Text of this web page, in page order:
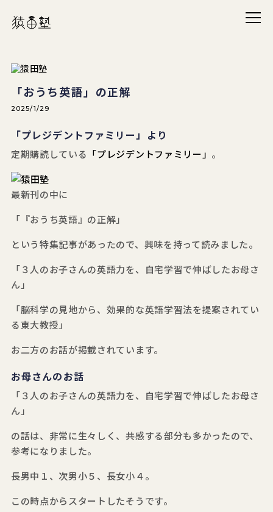
メニ
猿田塾
「おうち英語」の正解
2025/1/29
「プレジデントファミリー」より
定期購読している 「プレジデントファミリー」 。
最新刊の中に
「『おうち英語』の正解」
という特集記事があったので、興味を持って読みました。
「３人のお子さんの英語力を、自宅学習で伸ばしたお母さ
ん」
「脳科学の見地から、効果的な英語学習法を提案されてい
る東大教授」
お二方のお話が掲載されています。
お母さんのお話
「３人のお子さんの英語力を、自宅学習で伸ばしたお母さ
ん」
の話は、非常に生々しく、共感する部分も多かったので、
参考になりました。
長男中１、次男小５、長女小４。
この時点からスタートしたそうです。